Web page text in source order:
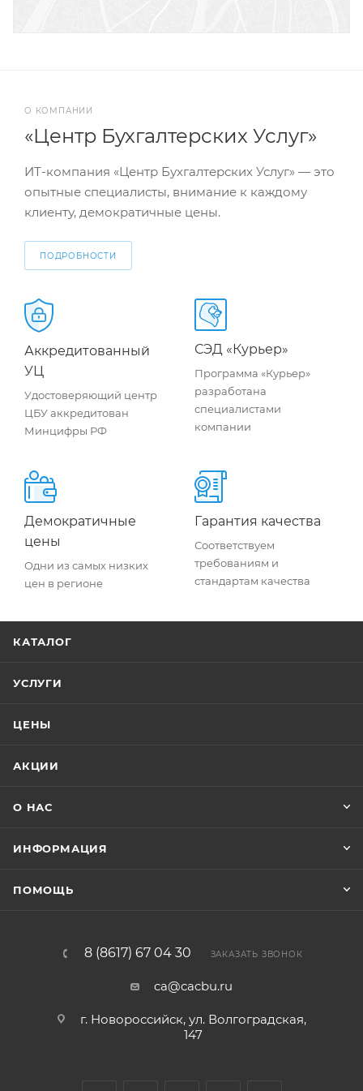
ИТ-компания «Центр Бухгалтерских Услуг» — это
опытные специалисты, внимание к каждому
клиенту, демократичные цены.
ПОДРОБНОСТИ
Аккредитованный
УЦ
Удостоверяющий центр
ЦБУ аккредитован
Минцифры РФ
СЭД «Курьер»
Программа «Курьер»
разработана
специалистами
компании
Демократичные
цены
Одни из самых низких
цен в регионе
Гарантия качества
Соответствуем
требованиям и
стандартам качества
О КОМПАНИИ
«Центр Бухгалтерских Услуг»
КАТАЛОГ
УСЛУГИ
ЦЕНЫ
АКЦИИ
О НАС
ИНФОРМАЦИЯ
ПОМОЩЬ
8 (8617) 67 04 30 ЗАКАЗАТЬ ЗВОНОК
ca@cacbu.ru
г. Новороссийск, ул. Волгоградская,
147